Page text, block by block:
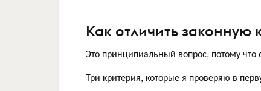
Как отличить законную
Это принципиальный вопрос, потому что
Три критерия, которые я проверяю в